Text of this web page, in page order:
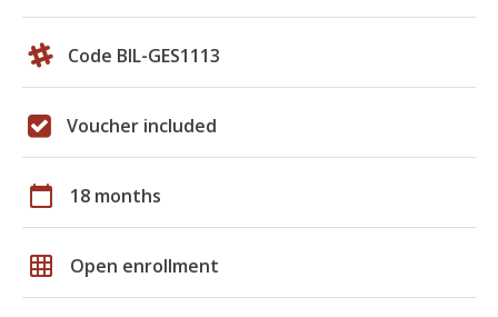
Code BIL-GES1113
Voucher included
calendar_today 18 months
grid_on Open enrollment